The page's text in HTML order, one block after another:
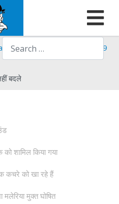
Search Srote
Srote - 2019
बदले
शामिल किया गया
कचरे को खा रहे हैं
मलेरिया मुक्त घोषित